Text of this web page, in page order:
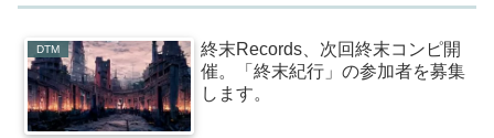
DTM
終末Records、次回終末コンピ開
催。「終末紀行」の参加者を募集
します。